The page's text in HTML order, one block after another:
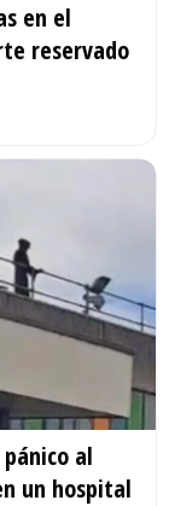
en el
reservado
al
un hospital